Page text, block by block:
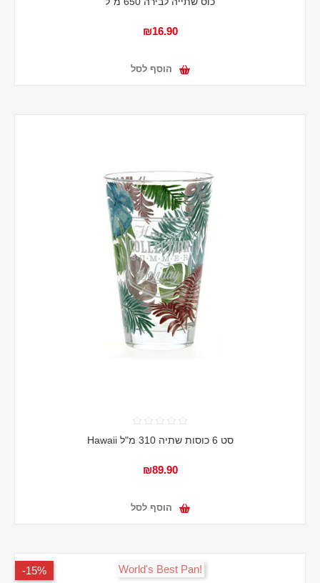
₪16.90
הוסף לסל
סט 6 כוסות שתיה 310 מ"ל Hawaii
₪89.90
הוסף לסל
15%- !World's Best Pan